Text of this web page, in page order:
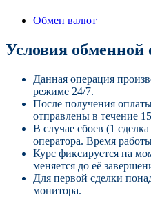
Обмен валют
Условия обменной
Данная операция
режиме 24/7.
После получения
отправлены в течение
В случае сбоев (1
оператора. Время
Курс фиксируется на
меняется до её
Для первой сделки
монитора.